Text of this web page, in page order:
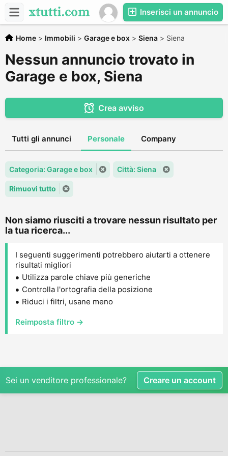
Inserisci un annuncio
Home > Immobili > Garage e box > Siena > Siena
Nessun annuncio trovato in
Garage e box, Siena
Crea avviso
Tutti gli annunci Personale Company
Categoria: Garage e box Città: Siena
Rimuovi tutto
Non siamo riusciti a trovare nessun risultato per
la tua ricerca...
I seguenti suggerimenti potrebbero aiutarti a ottenere
risultati migliori
Utilizza parole chiave più generiche
Controlla l'ortografia della posizione
Riduci i filtri, usane meno
Reimposta filtro →
Sei un venditore professionale? Creare un account